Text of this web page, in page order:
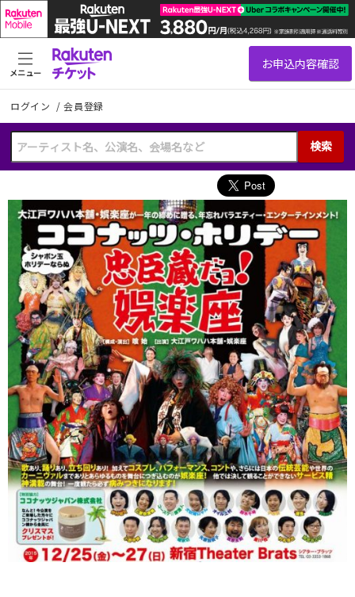
ログイン /会員登録
検索
メニュー